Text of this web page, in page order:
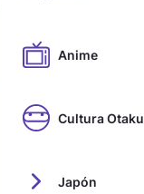
Anime
Cultura Otaku
Japón